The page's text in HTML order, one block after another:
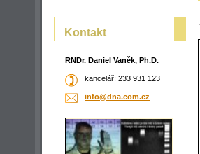
Kontakt
RNDr. Daniel Vaněk, Ph.D.
kancelář: 233 931 123
info@dna.com.cz